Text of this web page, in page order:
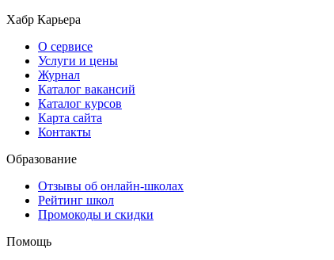
Хабр Карьера
О сервисе
Услуги и цены
Журнал
Каталог вакансий
Каталог курсов
Карта сайта
Контакты
Образование
Отзывы об онлайн-школах
Рейтинг школ
Промокоды и скидки
Помощь